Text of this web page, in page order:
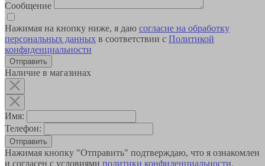
Сообщение
Нажимая на кнопку ниже, я даю согласие на обработку
персональных данных в соответствии с Политикой
конфиденциальности
Наличие в магазинах
Имя:
Телефон:
Отправить
Нажимая кнопку "Отправить" подтверждаю, что я ознакомлен
и согласен с условиями политики конфиденциальности.